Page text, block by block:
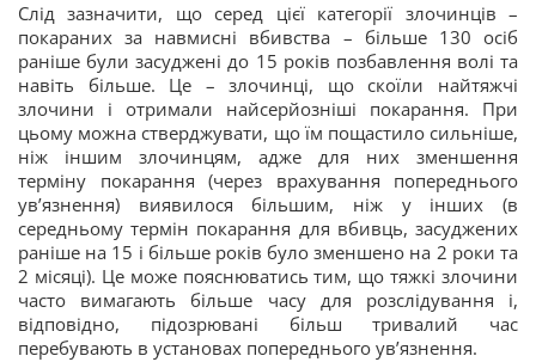
Слід зазначити, що серед цієї категорії злочинців –
покараних за навмисні вбивства – більше 130 осіб
раніше були засуджені до 15 років позбавлення волі та
навіть більше. Це – злочинці, що скоїли найтяжчі
злочини і отримали найсерйозніші покарання. При
цьому можна стверджувати, що їм пощастило сильніше,
ніж іншим злочинцям, адже для них зменшення
терміну покарання (через врахування попереднього
ув’язнення) виявилося більшим, ніж у інших (в
середньому термін покарання для вбивць, засуджених
раніше на 15 і більше років було зменшено на 2 роки та
2 місяці). Це може пояснюватись тим, що тяжкі злочини
часто вимагають більше часу для розслідування і,
відповідно, підозрювані більш тривалий час
перебувають в установах попереднього ув’язнення.